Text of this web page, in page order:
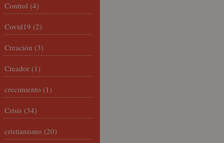
Control (4)
Covid19 (2)
Creación (3)
Creador (1)
crecimiento (1)
Crisis (34)
cristianismo (20)